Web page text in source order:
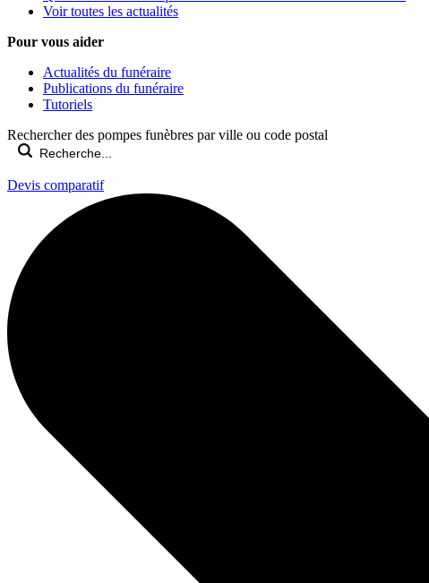
Voir toutes les actualités
Pour vous aider
Actualités du funéraire
Publications du funéraire
Tutoriels
Rechercher des pompes funèbres par ville ou code postal
Devis comparatif